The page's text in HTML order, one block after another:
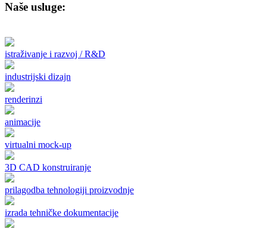
Naše usluge:
istraživanje i razvoj / R&D
industrijski dizajn
renderinzi
animacije
virtualni mock-up
3D CAD konstruiranje
prilagodba tehnologiji proizvodnje
izrada tehničke dokumentacije